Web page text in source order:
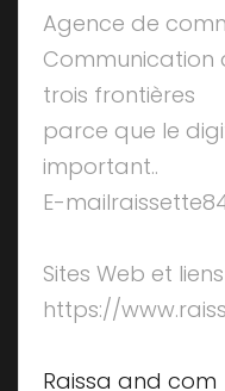
Agence de
Communication
trois frontières
parce que le
important..
E-
Sites Web et
https://
Raissa and com